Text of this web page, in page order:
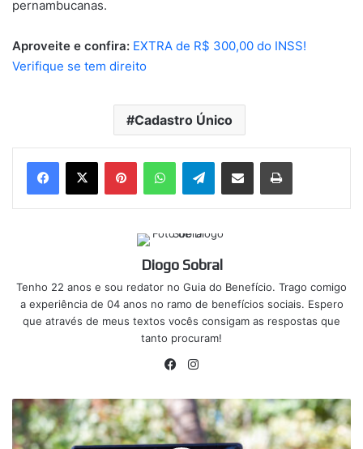
pernambucanas.
Aproveite e confira: EXTRA de R$ 300,00 do INSS!
Verifique se tem direito
Cadastro Único
PinterestWhatsAppTelegramCompartilhar via e-mail Imprimir
Diogo Sobral
Tenho 22 anos e sou redator no Guia do Benefício. Trago comigo
a experiência de 04 anos no ramo de benefícios sociais. Espero
que através de meus textos vocês consigam as respostas que
tanto procuram!
Facebook
Saiu
HOJE
novo